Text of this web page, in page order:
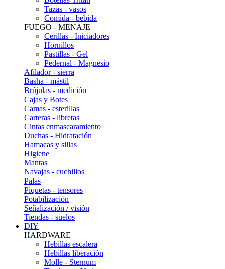
Tazas - vasos
Comida - bebida
FUEGO - MENAJE
Cerillas - Iniciadores
Hornillos
Pastillas - Gel
Pedernal - Magnesio
Afilador - sierra
Basha - mástil
Brújulas - medición
Cajas y Botes
Camas - esterillas
Carteras - libretas
Cintas enmascaramiento
Duchas - Hidratación
Hamacas y sillas
Higiene
Mantas
Navajas - cuchillos
Palas
Piquetas - tensores
Potabilización
Señalización / visión
Tiendas - suelos
DIY
HARDWARE
Hebillas escalera
Hebillas liberación
Molle - Sternum